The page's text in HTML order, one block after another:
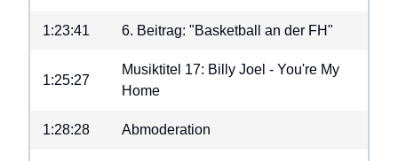
1:23:41 6. Beitrag: "Basketball an der FH"
1:25:27
Musiktitel 17: Billy Joel - You're My
Home
1:28:28 Abmoderation